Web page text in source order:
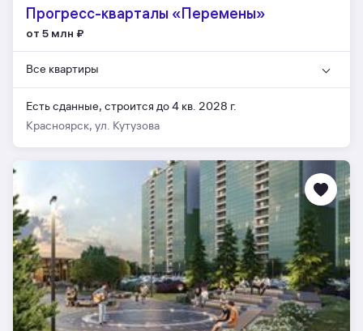
Прогресс-кварталы «Перемены»
от 5 млн ₽
Все квартиры
Есть сданные, строится до 4 кв. 2028 г.
Красноярск, ул. Кутузова